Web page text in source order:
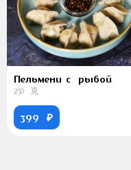
Пельмени с рыбой
250 克
399 ₽